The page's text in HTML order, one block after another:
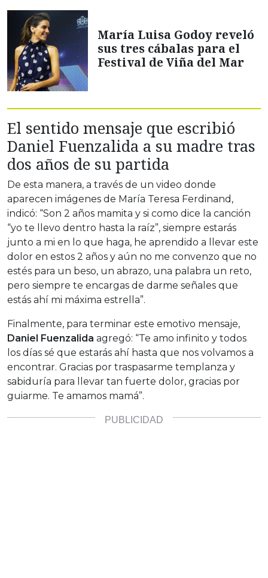
María Luisa Godoy reveló
sus tres cábalas para el
Festival de Viña del Mar
El sentido mensaje que escribió
Daniel Fuenzalida a su madre tras
dos años de su partida
De esta manera, a través de un video donde
aparecen imágenes de María Teresa Ferdinand,
indicó: “Son 2 años mamita y si como dice la canción
“yo te llevo dentro hasta la raíz”, siempre estarás
junto a mi en lo que haga, he aprendido a llevar este
dolor en estos 2 años y aún no me convenzo que no
estés para un beso, un abrazo, una palabra un reto,
pero siempre te encargas de darme señales que
estás ahí mi máxima estrella”.
Finalmente, para terminar este emotivo mensaje,
Daniel Fuenzalida agregó: “Te amo infinito y todos
los días sé que estarás ahí hasta que nos volvamos a
encontrar. Gracias por traspasarme templanza y
sabiduría para llevar tan fuerte dolor, gracias por
guiarme. Te amamos mamá”.